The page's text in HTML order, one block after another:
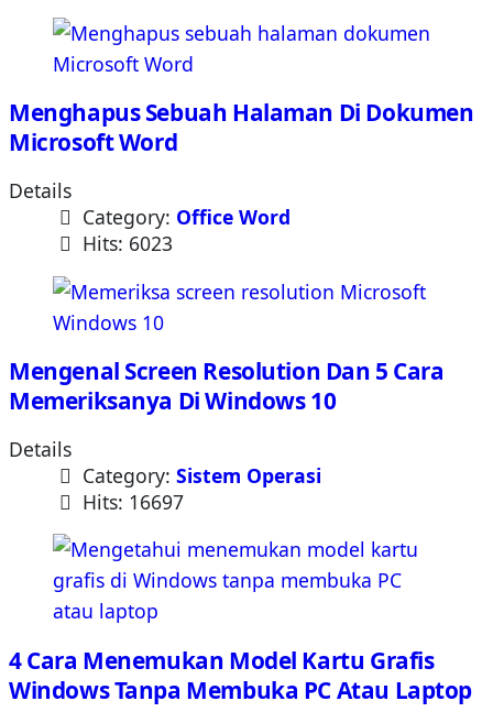
Menghapus Sebuah Halaman Di Dokumen
Microsoft Word
Details
Category: Office Word
Hits: 6023
Mengenal Screen Resolution Dan 5 Cara
Memeriksanya Di Windows 10
Details
Category: Sistem Operasi
Hits: 16697
4 Cara Menemukan Model Kartu Grafis
Windows Tanpa Membuka PC Atau Laptop